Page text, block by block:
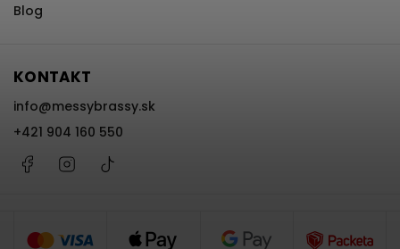
Blog
KONTAKT
info@messybrassy.sk
+421 904 160 550
FacebookInstagram